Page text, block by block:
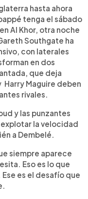
hasta ahora
tenga el sábado
Al Khor, otra noche
Southgate ha
con laterales
en dos
que deja
Harry Maguire deben
rivales.
y las punzantes
la velocidad
a Dembelé.
siempre aparece
Eso es lo que
es el desafío que